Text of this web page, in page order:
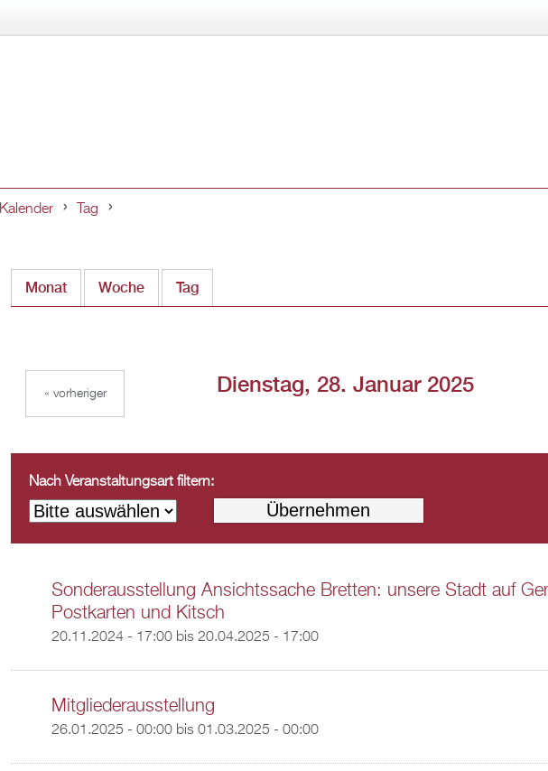
Kalender Tag
Monat Woche Tag(aktiver Reiter)
Dienstag, 28. Januar 2025
« vorheriger
Nach Veranstaltungsart filtern:
Sonderausstellung Ansichtssache Bretten: unsere Stadt auf
Postkarten und Kitsch
20.11.2024 - 17:00bis 20.04.2025 - 17:00
Mitgliederausstellung
26.01.2025 - 00:00bis 01.03.2025 - 00:00